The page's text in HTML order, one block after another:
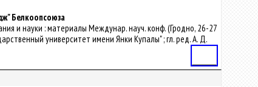
Белкоопсоюза
и науки : материалы Междунар. науч. конф. (Гродно, 26-27
университет имени Янки Купалы" ; гл. ред. А. Д.